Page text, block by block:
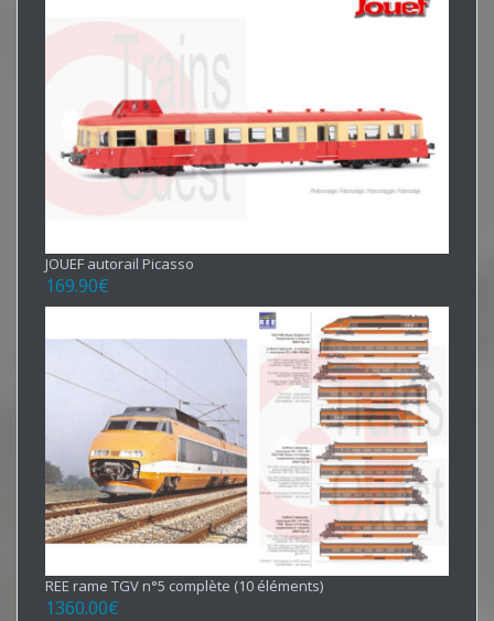
JOUEF autorail Picasso
169.90€
REE rame TGV n°5 complète (10 éléments)
1360.00€